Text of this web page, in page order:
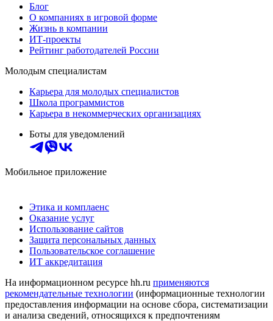
Блог
О компаниях в игровой форме
Жизнь в компании
ИТ-проекты
Рейтинг работодателей России
Молодым специалистам
Карьера для молодых специалистов
Школа программистов
Карьера в некоммерческих организациях
Боты для уведомлений
Мобильное приложение
Этика и комплаенс
Оказание услуг
Использование сайтов
Защита персональных данных
Пользовательское соглашение
ИТ аккредитация
На информационном ресурсе hh.ru применяются
рекомендательные технологии (информационные технологии
предоставления информации на основе сбора, систематизации
и анализа сведений, относящихся к предпочтениям